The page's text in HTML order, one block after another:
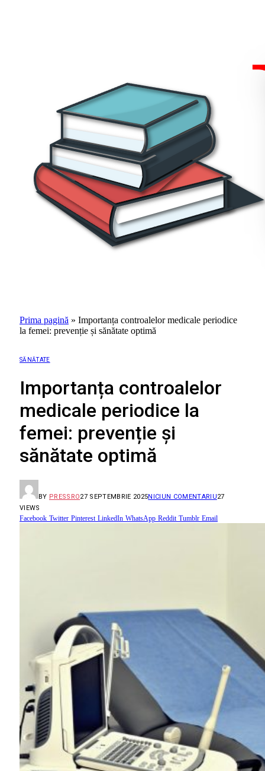
Prima pagină » Importanța controalelor medicale periodice
la femei: prevenție și sănătate optimă
SĂNĂTATE
Importanța controalelor
medicale periodice la
femei: prevenție și
sănătate optimă
BY PRESSRO27 SEPTEMBRIE 2025NICIUN COMENTARIU27
VIEWS
Facebook Twitter Pinterest LinkedIn WhatsApp Reddit Tumblr Email